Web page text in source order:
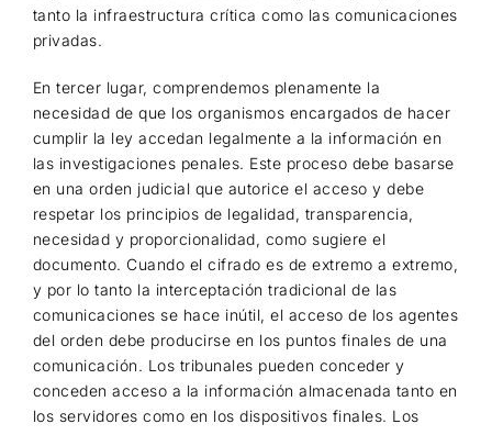
tanto la infraestructura crítica como las comunicaciones
privadas.
En tercer lugar, comprendemos plenamente la
necesidad de que los organismos encargados de hacer
cumplir la ley accedan legalmente a la información en
las investigaciones penales. Este proceso debe basarse
en una orden judicial que autorice el acceso y debe
respetar los principios de legalidad, transparencia,
necesidad y proporcionalidad, como sugiere el
documento. Cuando el cifrado es de extremo a extremo,
y por lo tanto la interceptación tradicional de las
comunicaciones se hace inútil, el acceso de los agentes
del orden debe producirse en los puntos finales de una
comunicación. Los tribunales pueden conceder y
conceden acceso a la información almacenada tanto en
los servidores como en los dispositivos finales. Los